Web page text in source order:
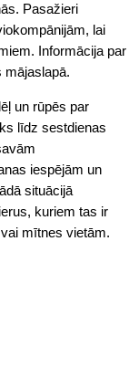
Pasažieri
lai
Informācija par
mājaslapā.
un rūpēs par
līdz sestdienas
iespējām un
situācijā
kuriem tas ir
mītnes vietām.